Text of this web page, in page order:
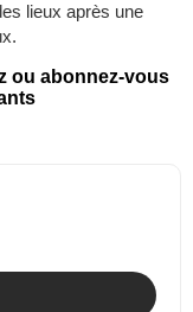
lieux après une
ou abonnez-vous